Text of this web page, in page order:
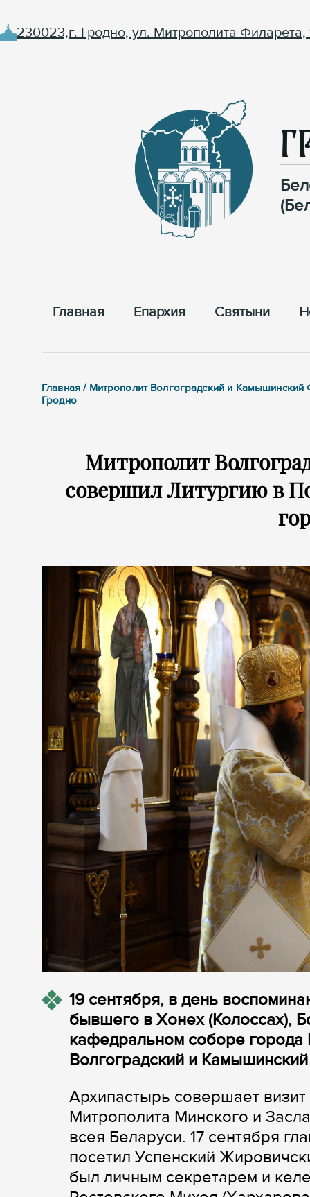
230023,г. Гродно, ул. Митрополита Филарета,
Главная Епархия Cвятыни
Главная / Митрополит Волгоградский и
Гродно
Митрополит
совершил Литургию в
19 сентября, в день
бывшего в Хонех (Колоссах),
кафедральном соборе
Волгоградский и
Архипастырь совершает
Митрополита Минского и
всея Беларуси. 17 сентября
посетил Успенский
был личным секретарем и